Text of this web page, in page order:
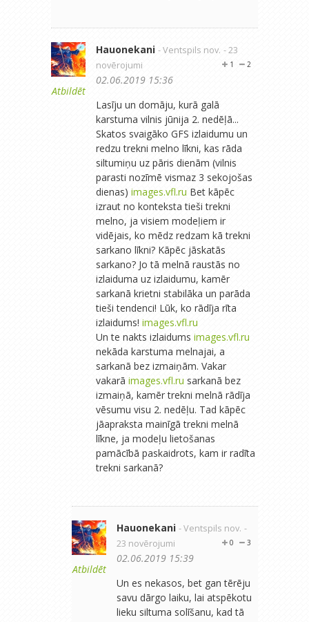
Atbildēt
Hauonekani - Ventspils nov. - 23
novērojumi
2
1
02.06.2019 15:36
Lasīju un domāju, kurā galā
karstuma vilnis jūnija 2. nedēļā...
Skatos svaigāko GFS izlaidumu un
redzu trekni melno līkni, kas rāda
siltumiņu uz pāris dienām (vilnis
parasti nozīmē vismaz 3 sekojošas
dienas) images.vfl.ru Bet kāpēc
izraut no konteksta tieši trekni
melno, ja visiem modeļiem ir
vidējais, ko mēdz redzam kā trekni
sarkano līkni? Kāpēc jāskatās
sarkano? Jo tā melnā raustās no
izlaiduma uz izlaidumu, kamēr
sarkanā krietni stabilāka un parāda
tieši tendenci! Lūk, ko rādīja rīta
izlaidums! images.vfl.ru
Un te nakts izlaidums images.vfl.ru
nekāda karstuma melnajai, a
sarkanā bez izmaiņām. Vakar
vakarā images.vfl.ru sarkanā bez
izmaiņā, kamēr trekni melnā rādīja
vēsumu visu 2. nedēļu. Tad kāpēc
jāapraksta mainīgā trekni melnā
līkne, ja modeļu lietošanas
pamācībā paskaidrots, kam ir radīta
trekni sarkanā?
Atbildēt
Hauonekani - Ventspils nov. -
23 novērojumi
3
0
02.06.2019 15:39
Un es nekasos, bet gan tērēju
savu dārgo laiku, lai atspēkotu
lieku siltuma solīšanu, kad tā